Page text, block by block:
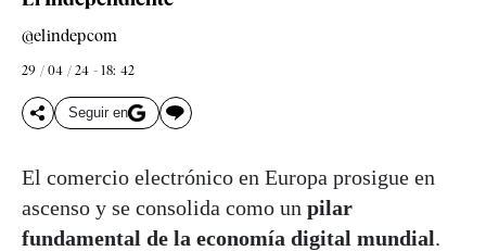
@elindepcom
29 / 04 / 24 - 18: 42
Seguir en
El comercio electrónico en Europa prosigue en
ascenso y se consolida como un pilar
fundamental de la economía digital mundial.